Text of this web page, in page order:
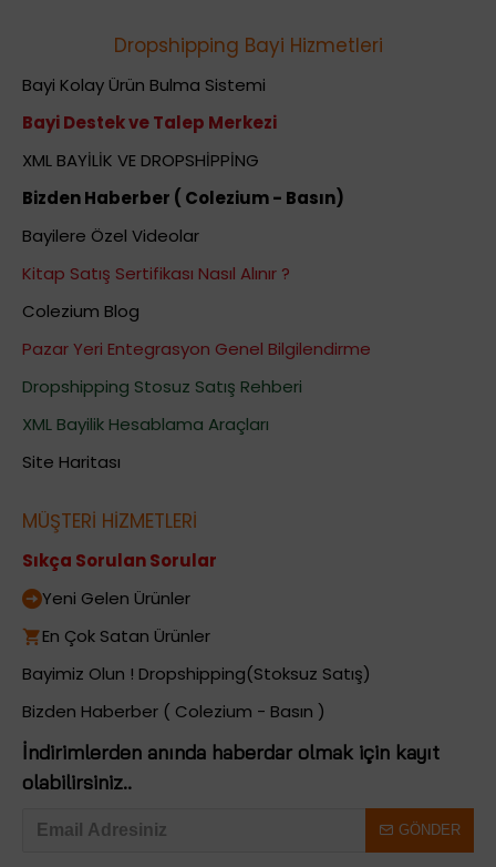
Dropshipping Bayi Hizmetleri
Bayi Kolay Ürün Bulma Sistemi
Bayi Destek ve Talep Merkezi
XML BAYİLİK VE DROPSHİPPİNG
Bizden Haberber ( Colezium - Basın)
Bayilere Özel Videolar
Kitap Satış Sertifikası Nasıl Alınır ?
Colezium Blog
Pazar Yeri Entegrasyon Genel Bilgilendirme
Dropshipping Stosuz Satış Rehberi
XML Bayilik Hesablama Araçları
Site Haritası
MÜŞTERİ HİZMETLERİ
Sıkça Sorulan Sorular
Yeni Gelen Ürünler
En Çok Satan Ürünler
Bayimiz Olun ! Dropshipping(Stoksuz Satış)
Bizden Haberber ( Colezium - Basın )
İndirimlerden anında haberdar olmak için kayıt
olabilirsiniz..
GÖNDER